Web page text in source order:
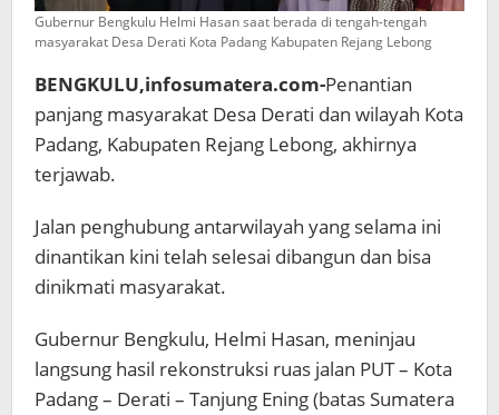
Gubernur Bengkulu Helmi Hasan saat berada di tengah-tengah
masyarakat Desa Derati Kota Padang Kabupaten Rejang Lebong
BENGKULU,infosumatera.com-Penantian
panjang masyarakat Desa Derati dan wilayah Kota
Padang, Kabupaten Rejang Lebong, akhirnya
terjawab.
Jalan penghubung antarwilayah yang selama ini
dinantikan kini telah selesai dibangun dan bisa
dinikmati masyarakat.
Gubernur Bengkulu, Helmi Hasan, meninjau
langsung hasil rekonstruksi ruas jalan PUT – Kota
Padang – Derati – Tanjung Ening (batas Sumatera